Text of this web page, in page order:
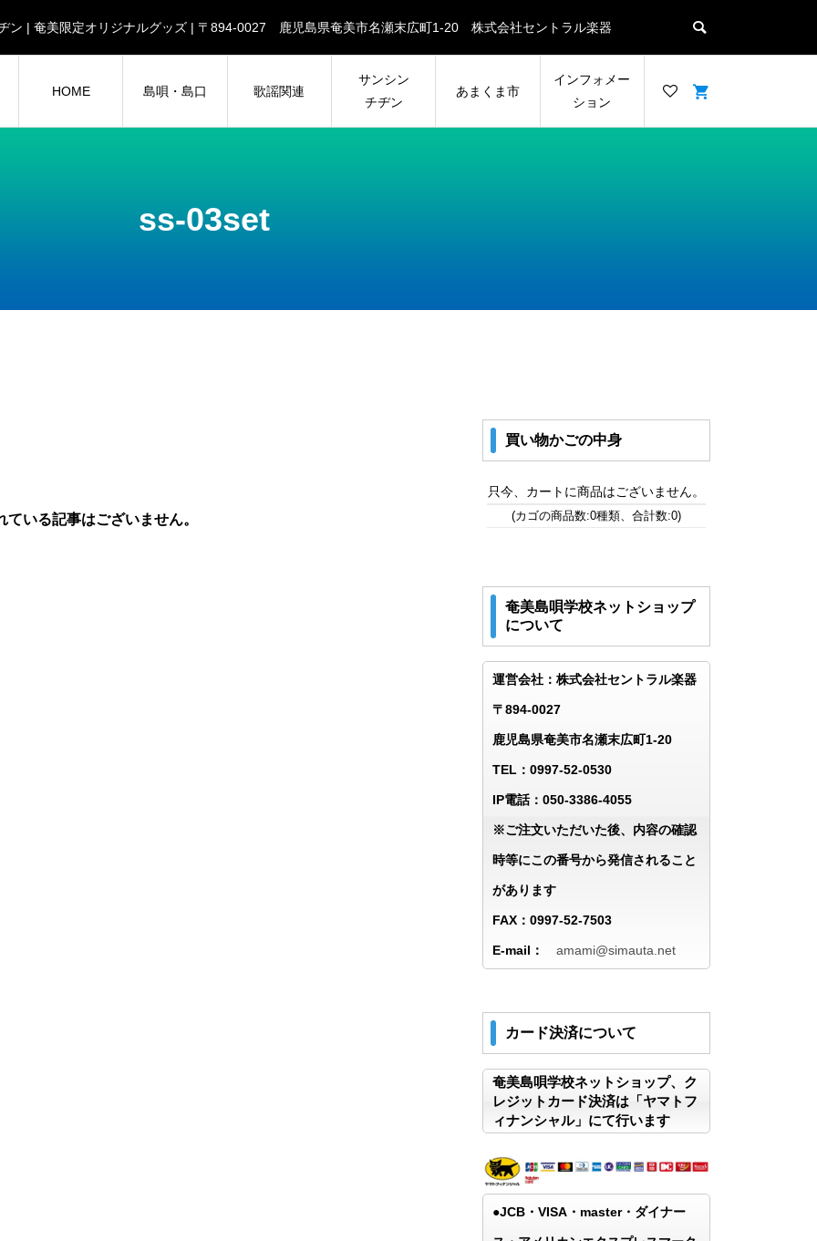
ン | 奄美限定オリジナルグッズ | 〒894-0027 鹿児島県奄美市名瀬末広町1-20 株式会社セントラル楽器
HOME 島唄・島口 歌謡関連
サンシン
チヂン
あまくま市
インフォメー
ション
ss-03set
ている記事はございません。
買い物かごの中身
只今、カートに商品はございません。
(カゴの商品数:0種類、合計数:0)
奄美島唄学校ネットショップ
について
運営会社：株式会社セントラル楽器
〒894-0027
鹿児島県奄美市名瀬末広町1-20
TEL：0997-52-0530
IP電話：050-3386-4055
※ご注文いただいた後、内容の確認
時等にこの番号から発信されること
があります
FAX：0997-52-7503
E-mail： amami@simauta.net
カード決済について
奄美島唄学校ネットショップ、ク
レジットカード決済は「ヤマトフ
ィナンシャル」にて行います
●JCB・VISA・master・ダイナー